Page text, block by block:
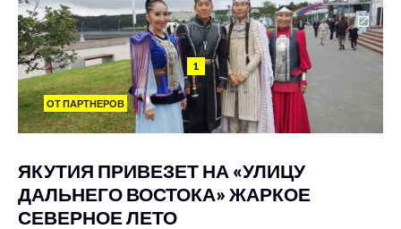
1
ОТ ПАРТНЕРОВ
ЯКУТИЯ ПРИВЕЗЕТ НА «УЛИЦУ
ДАЛЬНЕГО ВОСТОКА» ЖАРКОЕ
СЕВЕРНОЕ ЛЕТО